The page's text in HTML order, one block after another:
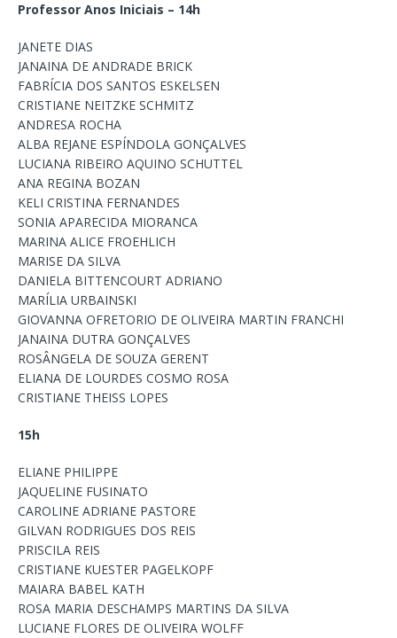
Professor Anos Iniciais – 14h
JANETE DIAS
JANAINA DE ANDRADE BRICK
FABRÍCIA DOS SANTOS ESKELSEN
CRISTIANE NEITZKE SCHMITZ
ANDRESA ROCHA
ALBA REJANE ESPÍNDOLA GONÇALVES
LUCIANA RIBEIRO AQUINO SCHUTTEL
ANA REGINA BOZAN
KELI CRISTINA FERNANDES
SONIA APARECIDA MIORANCA
MARINA ALICE FROEHLICH
MARISE DA SILVA
DANIELA BITTENCOURT ADRIANO
MARÍLIA URBAINSKI
GIOVANNA OFRETORIO DE OLIVEIRA MARTIN FRANCHI
JANAINA DUTRA GONÇALVES
ROSÂNGELA DE SOUZA GERENT
ELIANA DE LOURDES COSMO ROSA
CRISTIANE THEISS LOPES
15h
ELIANE PHILIPPE
JAQUELINE FUSINATO
CAROLINE ADRIANE PASTORE
GILVAN RODRIGUES DOS REIS
PRISCILA REIS
CRISTIANE KUESTER PAGELKOPF
MAIARA BABEL KATH
ROSA MARIA DESCHAMPS MARTINS DA SILVA
LUCIANE FLORES DE OLIVEIRA WOLFF